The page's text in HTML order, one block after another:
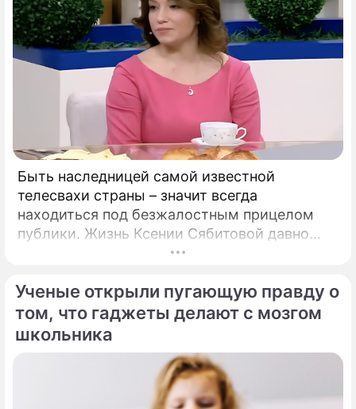
Быть наследницей самой известной
телесвахи страны – значит всегда
находиться под безжалостным прицелом
публики. Жизнь Ксении Сябитовой давно
рассматривают под мощной лупой.
Ученые открыли пугающую правду о
том, что гаджеты делают с мозгом
школьника